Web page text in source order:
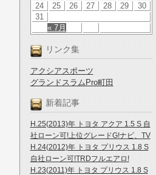
« 7月
24
25 26 27 28 29
30
31
リンク集
アクシアスポーツ
グランドスラムPro町田
新着記事
H.25(2013)年 トヨタ アクア 1.5 S 自
社ローン可!上位グレードG!ナビ、TV
H.24(2012)年 トヨタ プリウス 1.8 S
自社ローン可!TRDフルエアロ!
H.23(2011)年 トヨタ プリウス 1.8 S